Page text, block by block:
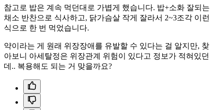
참고로 밥은 계속 먹던대로 가볍게 했습니다. 밥+소화 잘되는
채소 반찬으로 식사하고, 닭가슴살 작게 잘라서 2~3조각 이런
식으로 한 번 먹었습니다.
약이라는 게 원래 위장장애를 유발할 수 있다는 걸 알지만, 찾
아보니 아세탈정은 위장관계 위험이 있다고 정보가 적혀있던
데.. 복용해도 되는 거 맞을까요?